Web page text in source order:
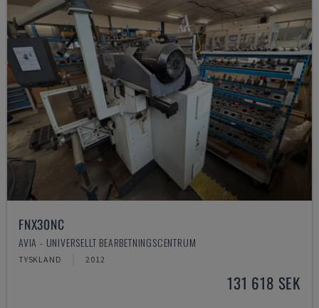
FNX30NC
AVIA - UNIVERSELLT BEARBETNINGSCENTRUM
TYSKLAND 2012
131 618 SEK